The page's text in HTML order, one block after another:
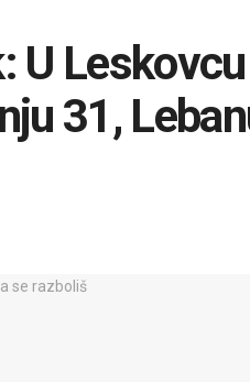
U
31,